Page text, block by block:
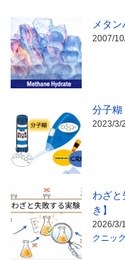
メタ
2007/
分子糊
2023/3/
わざと
き】
2026/3/
クニック